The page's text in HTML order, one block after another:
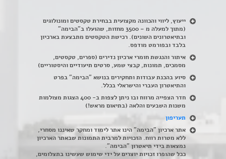
ייעוץ, ליווי והכוונה מקצועית בבחירת טקסטים ומונולוגים
(מתוך למעלה מ – 3500 מחזות, שהועלו ב"הבימה"
ובתיאטרונים השונים). רכישת הטקסטים מתבצעת בארכיון
בלבד ובפורמט מודפס.
איתור והנגשת חומרי ארכיון נדירים (ספרים, טקסטים,
מסמכים, תמונות, קבצי שמע, סרטים תיעודיים והיסטוריים)
סיוע בהכנת עבודות ותחקירים בנושא "הבימה" בפרט
והתיאטרון העברי והישראלי בכלל.
חדר הצפייה מרווח ובו ניתן לצפות ב- 400 הצגות מצולמות
משנות השבעים והלאה (בתיאום מראש!)
תעריפון
אתר ארכיון "הבימה" הינו אתר לימוד ומחקר שאיננו מסחרי,
ללא מטרות רווח. הזכויות למרבית התמונות שבאתר הארכיון
נמצאות בידי תיאטרון "הבימה".
ככל שהופרו זכויות יוצרים על ידי שימוש שעשינו בתצלומים,